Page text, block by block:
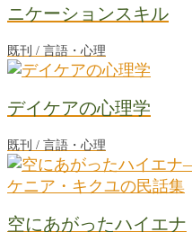
ニケーションスキル
既刊 / 言語・心理
デイケアの心理学
既刊 / 言語・心理
空にあがったハイエナ